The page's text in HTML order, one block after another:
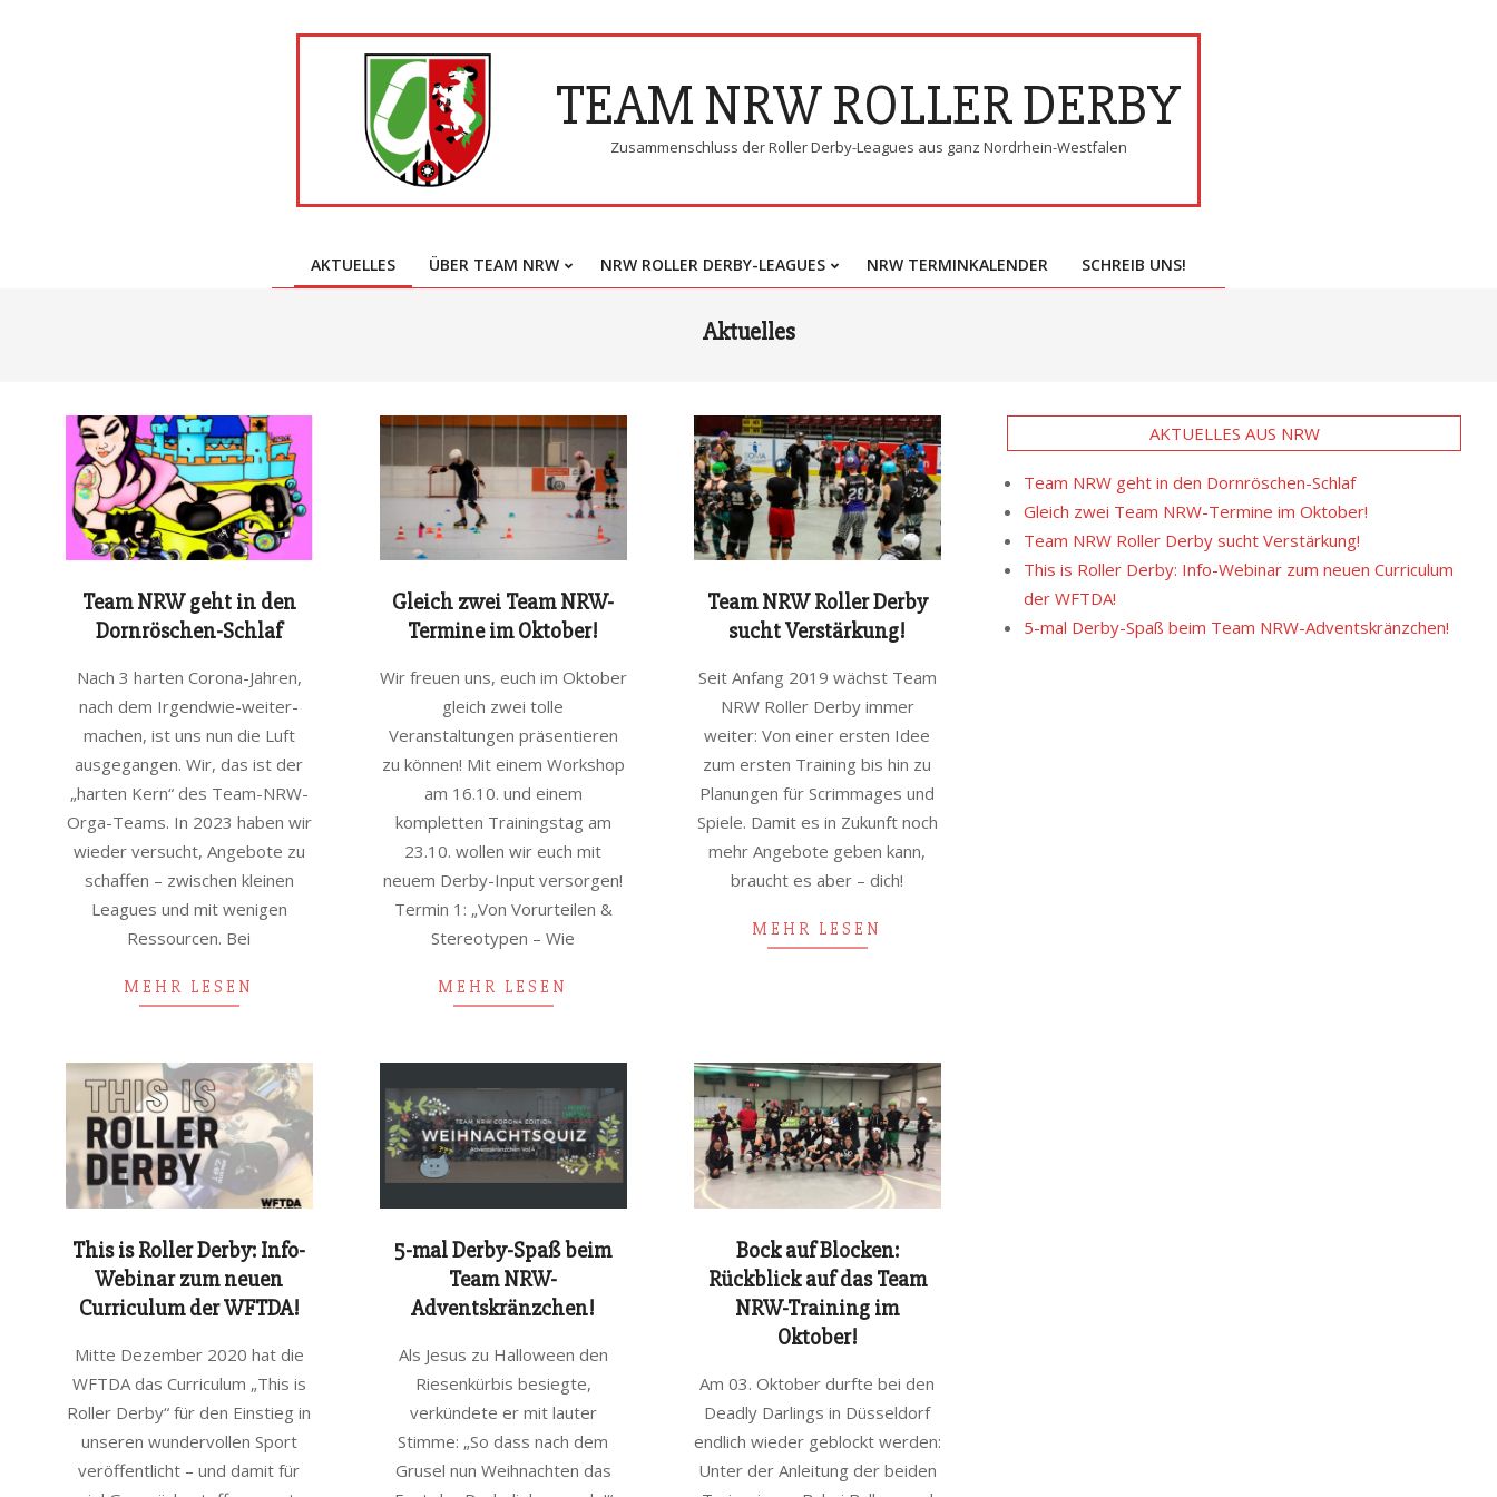
TEAM NRW ROLLER DERBY
Zusammenschluss der Roller Derby-Leagues aus ganz Nordrhein-Westfalen
Primary
Menu
AKTUELLES ÜBER TEAM NRW NRW ROLLER DERBY-LEAGUES NRW TERMINKALENDER SCHREIB UNS!
Aktuelles
Team NRW geht in den
Dornröschen-Schlaf
11-
21
Nach 3 harten Corona-Jahren,
nach dem Irgendwie-weiter-
machen, ist uns nun die Luft
ausgegangen. Wir, das ist der
„harten Kern“ des Team-NRW-
Orga-Teams. In 2023 haben wir
wieder versucht, Angebote zu
schaffen – zwischen kleinen
Leagues und mit wenigen
Ressourcen. Bei
MEHR LESEN
Gleich zwei Team NRW-
Termine im Oktober!
09-
Wir freuen uns, euch im Oktober
gleich zwei tolle
Veranstaltungen präsentieren
zu können! Mit einem Workshop
am 16.10. und einem
kompletten Trainingstag am
23.10. wollen wir euch mit
neuem Derby-Input versorgen!
Termin 1: „Von Vorurteilen &
Stereotypen – Wie
MEHR LESEN
Team NRW Roller Derby
sucht Verstärkung!
09-
Seit Anfang 2019 wächst Team
NRW Roller Derby immer
weiter: Von einer ersten Idee
zum ersten Training bis hin zu
Planungen für Scrimmages und
Spiele. Damit es in Zukunft noch
mehr Angebote geben kann,
braucht es aber – dich!
MEHR LESEN
This is Roller Derby: Info-
Webinar zum neuen
Curriculum der WFTDA!
02-
10
Mitte Dezember 2020 hat die
WFTDA das Curriculum „This is
Roller Derby“ für den Einstieg in
unseren wundervollen Sport
veröffentlicht – und damit für
5-mal Derby-Spaß beim
Team NRW-
Adventskränzchen!
11-Als Jesus zu Halloween den
Riesenkürbis besiegte,
verkündete er mit lauter
Stimme: „So dass nach dem
Grusel nun Weihnachten das
Bock auf Blocken:
Rückblick auf das Team
NRW-Training im
Oktober!
10-
15
Am 03. Oktober durfte bei den
Deadly Darlings in Düsseldorf
endlich wieder geblockt werden:
Unter der Anleitung der beiden
AKTUELLES AUS NRW
Team NRW geht in den Dornröschen-Schlaf
Gleich zwei Team NRW-Termine im Oktober!
Team NRW Roller Derby sucht Verstärkung!
This is Roller Derby: Info-Webinar zum neuen Curriculum
der WFTDA!
5-mal Derby-Spaß beim Team NRW-Adventskränzchen!